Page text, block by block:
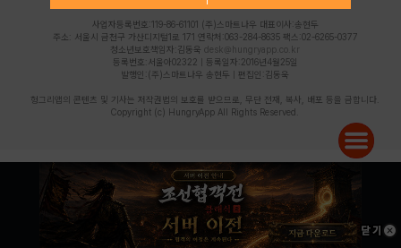
사업자등록번호:119-86-61101 (주)스마트나우 대표이사:송현두
주소: 서울시 금천구 가산디지털1로 171 연락처:063-284-8635 팩스:02-6265-0377
청소년보호책임자:김동욱 desk@hungryapp.co.kr
등록번호:서울아02322 | 등록일자:2016년4월25일
발행인:(주)스마트나우 송현두 | 편집인:김동욱
헝그리앱의 콘텐츠 및 기사는 저작권법의 보호를 받으므로, 무단 전재, 복사, 배포 등을 금합니다.
Copyright (c) HungryApp All Rights Reserved.